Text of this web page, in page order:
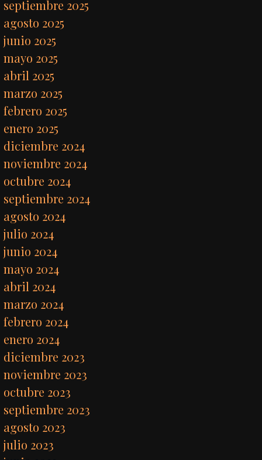
septiembre 2025
agosto 2025
junio 2025
mayo 2025
abril 2025
marzo 2025
febrero 2025
enero 2025
diciembre 2024
noviembre 2024
octubre 2024
septiembre 2024
agosto 2024
julio 2024
junio 2024
mayo 2024
abril 2024
marzo 2024
febrero 2024
enero 2024
diciembre 2023
noviembre 2023
octubre 2023
septiembre 2023
agosto 2023
julio 2023